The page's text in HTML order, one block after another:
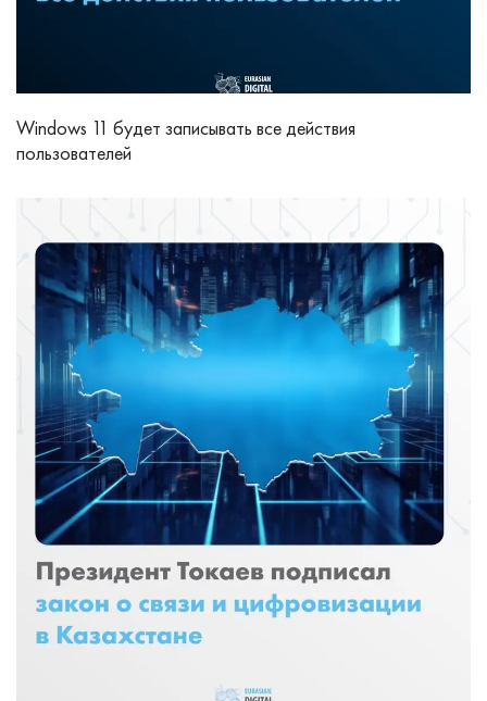
Windows 11 будет записывать все действия
пользователей